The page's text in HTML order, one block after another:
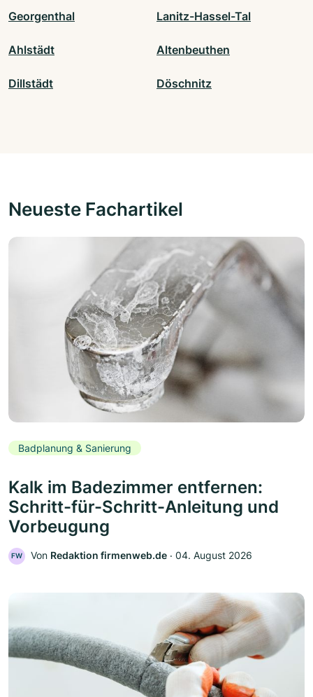
Georgenthal Lanitz-Hassel-Tal
Ahlstädt Altenbeuthen
Dillstädt Döschnitz
Neueste Fachartikel
Badplanung & Sanierung
Kalk im Badezimmer entfernen:
Schritt-für-Schritt-Anleitung und
Vorbeugung
FW Von Redaktion firmenweb.de ‧ 04. August 2026